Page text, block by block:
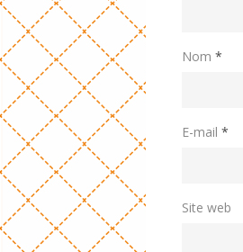
Nom *
E-mail *
Site web